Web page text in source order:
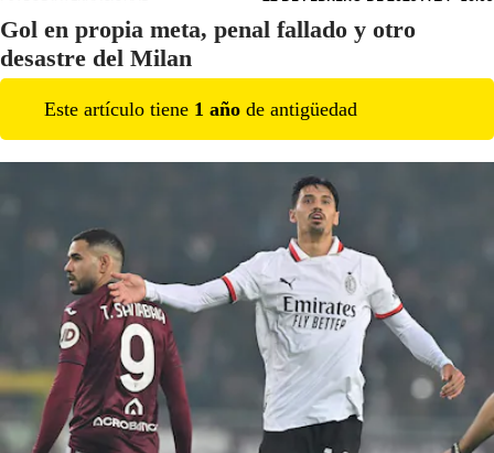
Gol en propia meta, penal fallado y otro
desastre del Milan
Este artículo tiene 1 año de antigüedad